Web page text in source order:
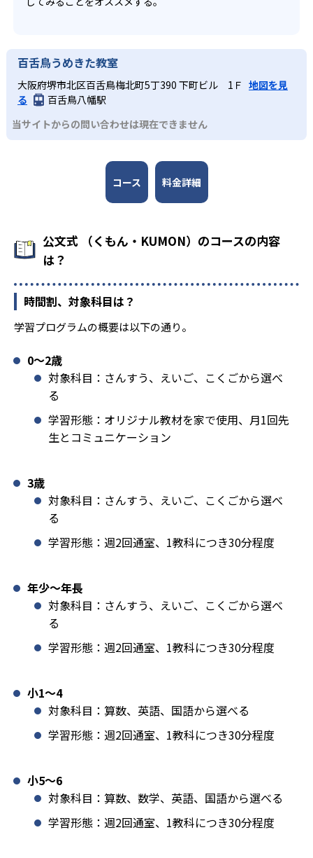
百舌鳥うめきた教室
大阪府堺市北区百舌鳥梅北町5丁390 下町ビル 1Ｆ 地図を見
る
百舌鳥八幡駅
当サイトからの問い合わせは現在できません
コース 料金詳細
公文式 （くもん・KUMON）のコースの内容
は？
時間割、対象科目は？
学習プログラムの概要は以下の通り。
0〜2歳
対象科目：さんすう、えいご、こくごから選べ
る
学習形態：オリジナル教材を家で使用、月1回先
生とコミュニケーション
3歳
対象科目：さんすう、えいご、こくごから選べ
る
学習形態：週2回通室、1教科につき30分程度
年少〜年長
対象科目：さんすう、えいご、こくごから選べ
る
学習形態：週2回通室、1教科につき30分程度
小1️〜4
対象科目：算数、英語、国語から選べる
学習形態：週2回通室、1教科につき30分程度
小5〜6
対象科目：算数、数学、英語、国語から選べる
学習形態：週2回通室、1教科につき30分程度